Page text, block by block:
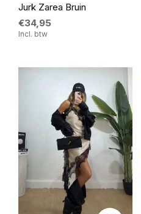
Jurk Zarea Bruin
€34,95
Incl. btw